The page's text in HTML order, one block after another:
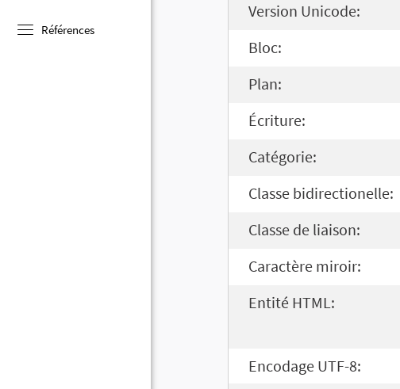
Références
Version Unicode:
Bloc:
Plan:
Écriture:
Catégorie:
Classe bidirectionelle:
Classe de liaison:
Caractère miroir:
Entité HTML:
Encodage UTF-8: